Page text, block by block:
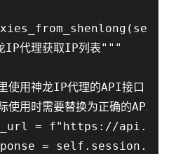
代理获取IP列表"""
用神龙IP代理的API接口
用时需要替换为正确的API地址
= f"https://
=